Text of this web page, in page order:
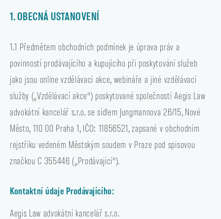
1. OBECNÁ USTANOVENÍ
1.1 Předmětem obchodních podmínek je úprava práv a
povinností prodávajícího a kupujícího při poskytování služeb
jako jsou online vzdělávací akce, webináře a jiné vzdělávací
služby („Vzdělávací akce“) poskytované společností Aegis Law
advokátní kancelář s.r.o. se sídlem Jungmannova 26/15, Nové
Město, 110 00 Praha 1, IČO: 11856521, zapsané v obchodním
rejstříku vedeném Městským soudem v Praze pod spisovou
značkou C 355446 („Prodávající“).
Kontaktní údaje Prodávajícího:
Aegis Law advokátní kancelář s.r.o.